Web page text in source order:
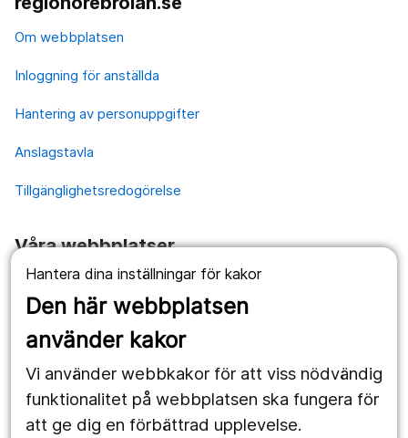
Hantera dina inställningar för kakor
Den här webbplatsen
använder kakor
Vi använder webbkakor för att viss nödvändig
funktionalitet på webbplatsen ska fungera för
att ge dig en förbättrad upplevelse.
Om webbplatsen
Inloggning för anställda
Hantering av personuppgifter
Anslagstavla
Tillgänglighetsredogörelse
Våra webbplatser
1177.se
Länstrafiken
Utveckling